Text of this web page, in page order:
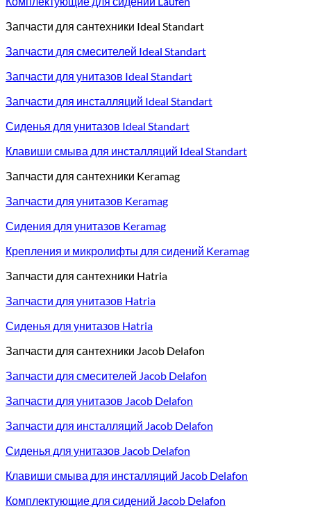
Запчасти для сантехники Ideal Standart
Запчасти для смесителей Ideal Standart
Запчасти для унитазов Ideal Standart
Запчасти для инсталляций Ideal Standart
Сиденья для унитазов Ideal Standart
Клавиши смыва для инсталляций Ideal Standart
Запчасти для сантехники Keramag
Запчасти для унитазов Keramag
Сидения для унитазов Keramag
Крепления и микролифты для сидений Keramag
Запчасти для сантехники Hatria
Запчасти для унитазов Hatria
Сиденья для унитазов Hatria
Запчасти для сантехники Jacob Delafon
Запчасти для смесителей Jacob Delafon
Запчасти для унитазов Jacob Delafon
Запчасти для инсталляций Jacob Delafon
Сиденья для унитазов Jacob Delafon
Клавиши смыва для инсталляций Jacob Delafon
Комплектующие для сидений Jacob Delafon